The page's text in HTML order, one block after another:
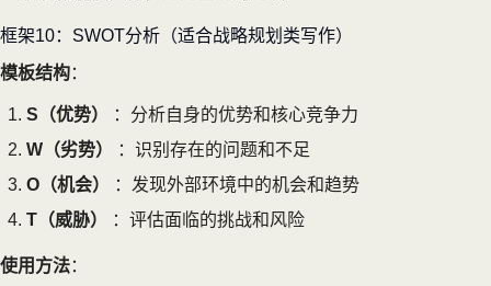
框架10：SWOT分析（适合战略规划类写作）
模板结构：
S（优势）
：分析自身的优势和核心竞争力
W（劣势）
：识别存在的问题和不足
O（机会）
：发现外部环境中的机会和趋势
T（威胁）
：评估面临的挑战和风险
使用方法：